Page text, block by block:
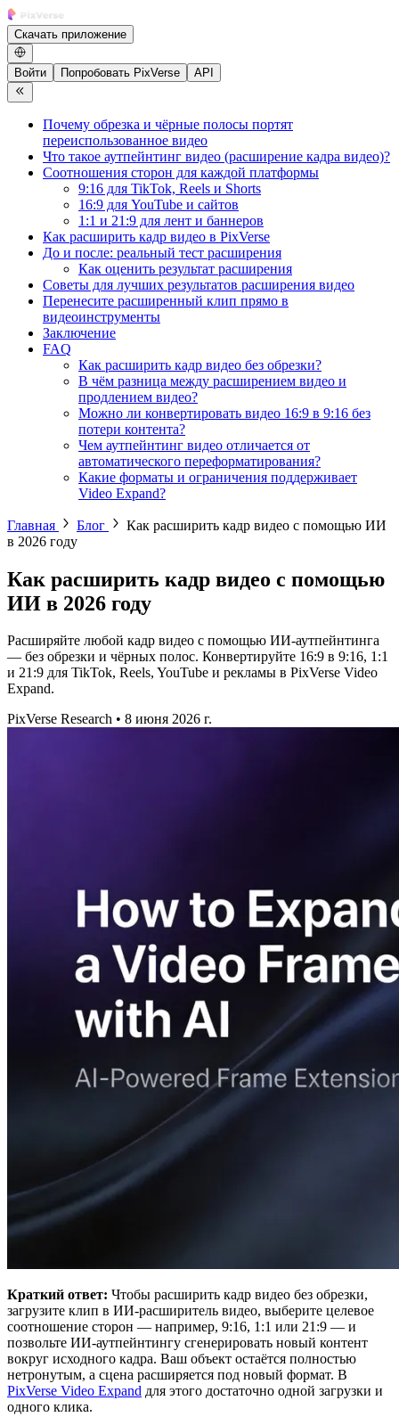
Скачать приложение
Войти Попробовать PixVerse API
Почему обрезка и чёрные полосы портят
переиспользованное видео
Что такое аутпейнтинг видео (расширение кадра видео)?
Соотношения сторон для каждой платформы
9:16 для TikTok, Reels и Shorts
16:9 для YouTube и сайтов
1:1 и 21:9 для лент и баннеров
Как расширить кадр видео в PixVerse
До и после: реальный тест расширения
Как оценить результат расширения
Советы для лучших результатов расширения видео
Перенесите расширенный клип прямо в
видеоинструменты
Заключение
FAQ
Как расширить кадр видео без обрезки?
В чём разница между расширением видео и
продлением видео?
Можно ли конвертировать видео 16:9 в 9:16 без
потери контента?
Чем аутпейнтинг видео отличается от
автоматического переформатирования?
Какие форматы и ограничения поддерживает
Video Expand?
Главная Блог
Как расширить кадр видео с помощью ИИ
в 2026 году
Как расширить кадр видео с помощью
ИИ в 2026 году
Расширяйте любой кадр видео с помощью ИИ-аутпейнтинга
— без обрезки и чёрных полос. Конвертируйте 16:9 в 9:16, 1:1
и 21:9 для TikTok, Reels, YouTube и рекламы в PixVerse Video
Expand.
PixVerse Research • 8 июня 2026 г.
Краткий ответ: Чтобы расширить кадр видео без обрезки,
загрузите клип в ИИ-расширитель видео, выберите целевое
соотношение сторон — например, 9:16, 1:1 или 21:9 — и
позвольте ИИ-аутпейнтингу сгенерировать новый контент
вокруг исходного кадра. Ваш объект остаётся полностью
нетронутым, а сцена расширяется под новый формат. В
PixVerse Video Expand для этого достаточно одной загрузки и
одного клика.